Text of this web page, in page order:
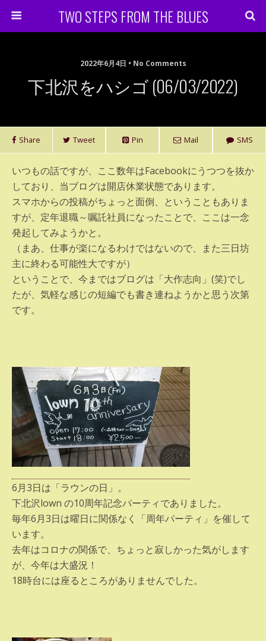
TWO STEPS FROM THE BLUES
2022年6月4日 • No Comments
下北沢をハシゴ (06/03/2022)
Share Tweet Pin Mail SMS
いつもの話ですが、ここ数年はFacebookにうつつを抜か
しており、当ブログは開店休業状態であります。
スマホからの投稿がちょっと面倒、ということもありま
すが、定年退職～嘱託社員になったことで、ここは一念
発起してみようかと。
（まあ、仕事が楽になるわけではないので、また三日坊
主に終わる可能性大ですが）
ということで、今まではブログは「大作志向」(笑)でし
たが、気軽な感じの短編でも書き連ねようかと思う次第
です。
6月3日は「ラウンの日」。
下北沢lown の10周年記念パーティでありました。
毎年6月3日は曜日に関係なく「周年パーティ」を催して
います。
去年はコロナの関係で、ちょっと寂しかった気がします
が、今年は大盛況！
18時台には座るところがありませんでした。